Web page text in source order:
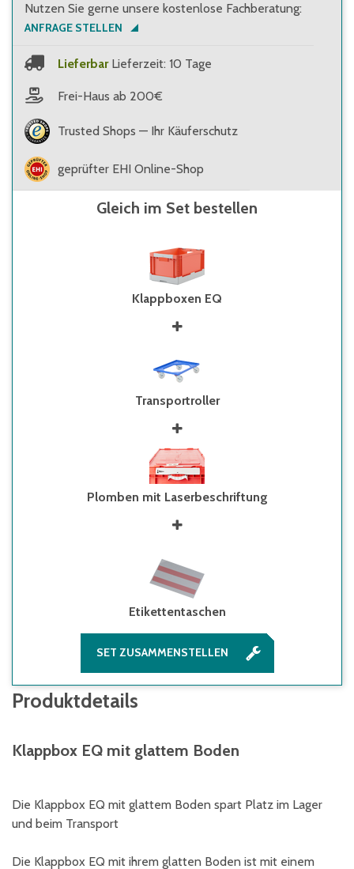
Nutzen Sie gerne unsere kostenlose Fachberatung:
ANFRAGE STELLEN
Lieferbar Lieferzeit: 10 Tage
Frei-Haus ab 200€
Trusted Shops — Ihr Käuferschutz
geprüfter EHI Online-Shop
Gleich im Set bestellen
Klappboxen EQ
Transportroller
Plomben mit Laserbeschriftung
Etikettentaschen
SET ZUSAMMENSTELLEN
Produktdetails
Klappbox EQ mit glattem Boden
Die Klappbox EQ mit glattem Boden spart Platz im Lager
und beim Transport
Die Klappbox EQ mit ihrem glatten Boden ist mit einem